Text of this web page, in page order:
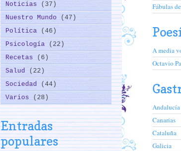
Noticias
(37)
Nuestro Mundo
(47)
Política
(46)
Psicología
(22)
Recetas
(6)
Salud
(22)
Sociedad
(44)
Varios
(28)
Entradas
populares
Fábulas
A media
Octavio
Andalucía
Canarias
Cataluña
Galicia